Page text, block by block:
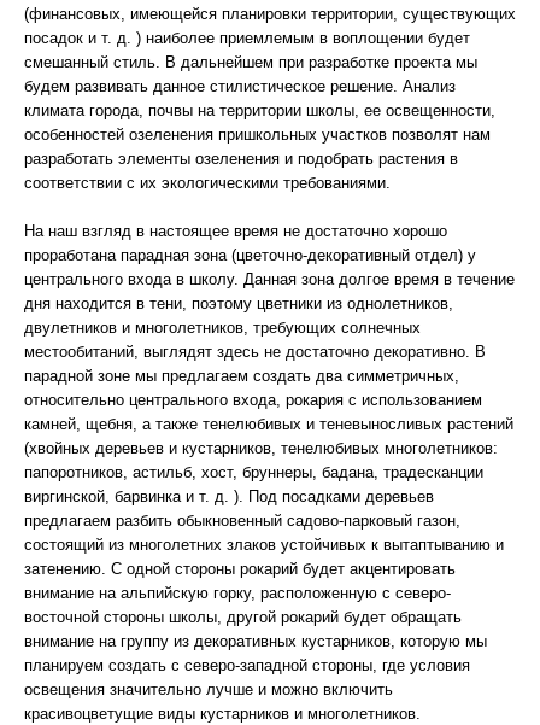
(финансовых, имеющейся планировки территории, существующих
посадок и т. д. ) наиболее приемлемым в воплощении будет
смешанный стиль. В дальнейшем при разработке проекта мы
будем развивать данное стилистическое решение. Анализ
климата города, почвы на территории школы, ее освещенности,
особенностей озеленения пришкольных участков позволят нам
разработать элементы озеленения и подобрать растения в
соответствии с их экологическими требованиями.
На наш взгляд в настоящее время не достаточно хорошо
проработана парадная зона (цветочно-декоративный отдел) у
центрального входа в школу. Данная зона долгое время в течение
дня находится в тени, поэтому цветники из однолетников,
двулетников и многолетников, требующих солнечных
местообитаний, выглядят здесь не достаточно декоративно. В
парадной зоне мы предлагаем создать два симметричных,
относительно центрального входа, рокария с использованием
камней, щебня, а также тенелюбивых и теневыносливых растений
(хвойных деревьев и кустарников, тенелюбивых многолетников:
папоротников, астильб, хост, бруннеры, бадана, традесканции
виргинской, барвинка и т. д. ). Под посадками деревьев
предлагаем разбить обыкновенный садово-парковый газон,
состоящий из многолетних злаков устойчивых к вытаптыванию и
затенению. С одной стороны рокарий будет акцентировать
внимание на альпийскую горку, расположенную с северо-
восточной стороны школы, другой рокарий будет обращать
внимание на группу из декоративных кустарников, которую мы
планируем создать с северо-западной стороны, где условия
освещения значительно лучше и можно включить
красивоцветущие виды кустарников и многолетников.